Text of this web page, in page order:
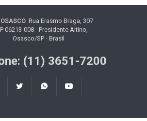
Rua Erasmo Braga, 307
06213-008 - Presidente Altino,
Osasco/SP - Brasil
(11) 3651-7200